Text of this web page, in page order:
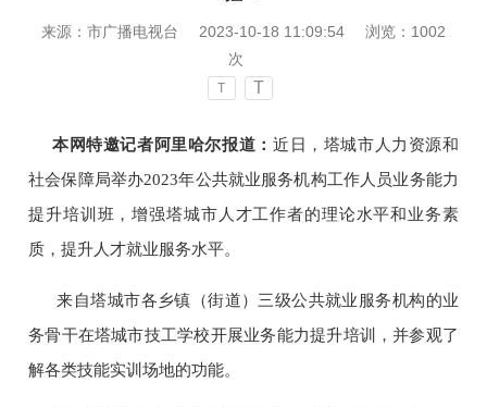
来源：市广播电视台 2023-10-18 11:09:54 浏览： 1002
次
T T
本网特邀记者阿里哈尔报道： 近日，塔城市人力资源和
社会保障局举办2023年公共就业服务机构工作人员业务能力
提升培训班，增强塔城市人才工作者的理论水平和业务素
质，提升人才就业服务水平。
来自塔城市各乡镇（街道）三级公共就业服务机构的业
务骨干在塔城市技工学校开展业务能力提升培训，并参观了
解各类技能实训场地的功能。